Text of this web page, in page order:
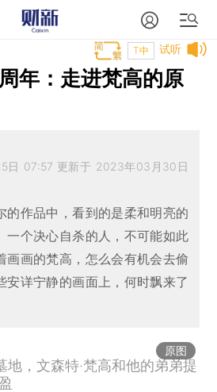
试听
T中
年：走进梵高的原
日 07:57 更新于 2023年03月30日
的作品中，看到的是柔和明亮的
一个决心自杀的人，不可能如此
画画的梵高，怎么会有机会去偷
安详宁静的画面上，何时飘来了
原图
地，文森特·梵高和他的弟弟提